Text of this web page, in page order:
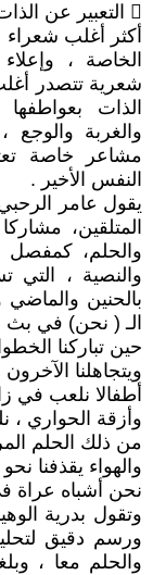
 التعبير عن الذات بفجائعية عالية :
أكثر أغلب
الخاصة ،
شعرية تتصدر
الذات
والغربة
مشاعر خاصة
النفس الأخير .
يقول عامر
المتلقين،
والحلم، كمفصل
والنصية ، التي
بالحنين
الـ ( نحن) في بث
حين تباركنا
ويتجاهلنا الآخرون
أطفالا نلعب في
وأزقة الحواري ،
من ذلك الحلم
والهواء يقذفنا
نحن أشباه عراة
وتقول بدرية
ورسم دقيق
والحلم معا ،